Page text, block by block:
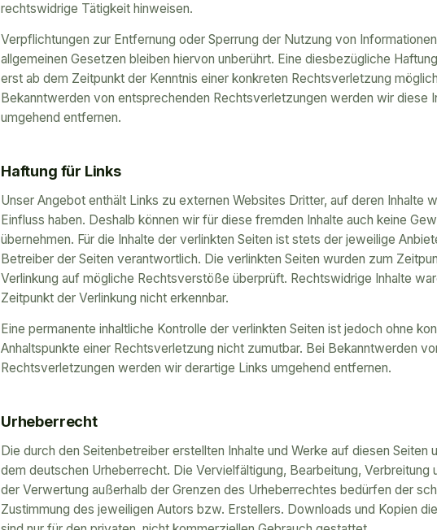
rechtswidrige Tätigkeit hinweisen.
Verpflichtungen zur Entfernung oder Sperrung der Nutzung von
allgemeinen Gesetzen bleiben hiervon unberührt. Eine diesbezügliche
erst ab dem Zeitpunkt der Kenntnis einer konkreten Rechtsverletzung
Bekanntwerden von entsprechenden Rechtsverletzungen werden wir diese
umgehend entfernen.
Haftung für Links
Unser Angebot enthält Links zu externen Websites Dritter, auf deren Inhalte
Einfluss haben. Deshalb können wir für diese fremden Inhalte auch keine
übernehmen. Für die Inhalte der verlinkten Seiten ist stets der jeweilige
Betreiber der Seiten verantwortlich. Die verlinkten Seiten wurden zum
Verlinkung auf mögliche Rechtsverstöße überprüft. Rechtswidrige Inhalte
Zeitpunkt der Verlinkung nicht erkennbar.
Eine permanente inhaltliche Kontrolle der verlinkten Seiten ist jedoch ohne
Anhaltspunkte einer Rechtsverletzung nicht zumutbar. Bei Bekanntwerden
Rechtsverletzungen werden wir derartige Links umgehend entfernen.
Urheberrecht
Die durch den Seitenbetreiber erstellten Inhalte und Werke auf diesen Seiten
dem deutschen Urheberrecht. Die Vervielfältigung, Bearbeitung, Verbreitung
der Verwertung außerhalb der Grenzen des Urheberrechtes bedürfen der
Zustimmung des jeweiligen Autors bzw. Erstellers. Downloads und Kopien